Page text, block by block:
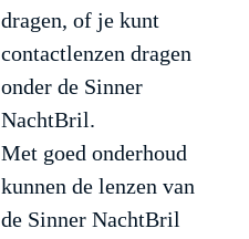
dragen, of je kunt
contactlenzen dragen
onder de Sinner
NachtBril.
Met goed onderhoud
kunnen de lenzen van
de Sinner NachtBril